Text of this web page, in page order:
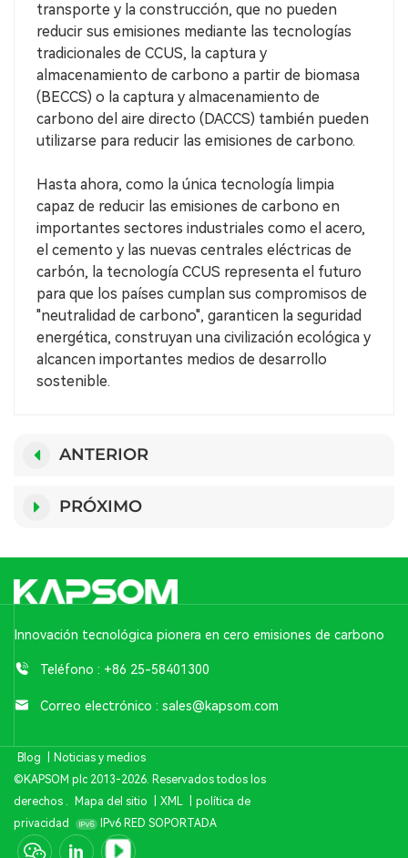
transporte y la construcción, que no pueden
reducir sus emisiones mediante las tecnologías
tradicionales de CCUS, la captura y
almacenamiento de carbono a partir de biomasa
(BECCS) o la captura y almacenamiento de
carbono del aire directo (DACCS) también pueden
utilizarse para reducir las emisiones de carbono.
Hasta ahora, como la única tecnología limpia
capaz de reducir las emisiones de carbono en
importantes sectores industriales como el acero,
el cemento y las nuevas centrales eléctricas de
carbón, la tecnología CCUS representa el futuro
para que los países cumplan sus compromisos de
"neutralidad de carbono", garanticen la seguridad
energética, construyan una civilización ecológica y
alcancen importantes medios de desarrollo
sostenible.
ANTERIOR
PRÓXIMO
Innovación tecnológica pionera en cero emisiones de carbono
Teléfono : +86 25-58401300
Correo electrónico : sales@kapsom.com
Blog
Noticias y medios
©KAPSOM plc 2013-2026. Reservados todos los
derechos .
Mapa del sitio XML
política de
privacidad
IPv6 RED SOPORTADA